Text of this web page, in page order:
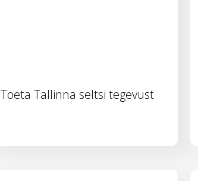
Toeta Tallinna seltsi tegevust